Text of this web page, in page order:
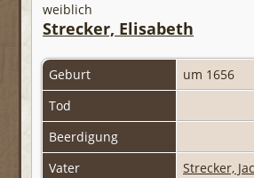
weiblich
Strecker, Elisabeth
Geburt um 1656
Tod
Beerdigung
Vater
Strecker,